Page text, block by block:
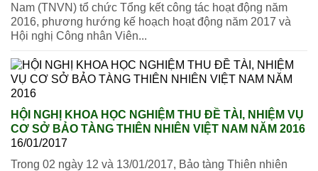
Nam (TNVN) tổ chức Tổng kết công tác hoạt động năm
2016, phương hướng kế hoạch hoạt động năm 2017 và
Hội nghị Công nhân Viên...
HỘI NGHỊ KHOA HỌC NGHIỆM THU ĐỀ TÀI, NHIỆM VỤ
CƠ SỞ BẢO TÀNG THIÊN NHIÊN VIỆT NAM NĂM 2016
16/01/2017
Trong 02 ngày 12 và 13/01/2017, Bảo tàng Thiên nhiên